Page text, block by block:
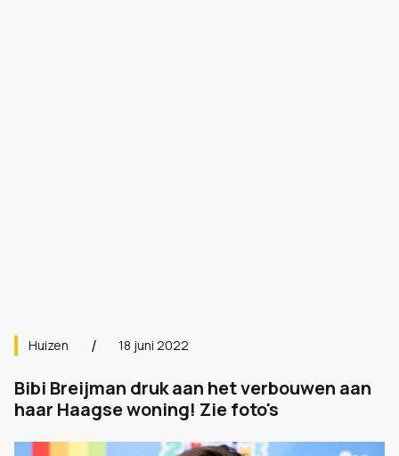
Huizen 18 juni 2022
Bibi Breijman druk aan het verbouwen aan
haar Haagse woning! Zie foto's